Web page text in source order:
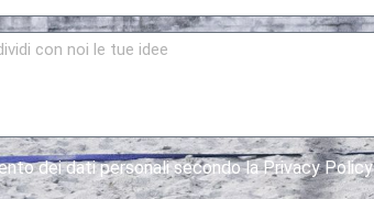
dei dati personali secondo la Privacy Policy